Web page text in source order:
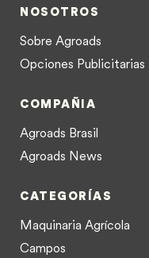
NOSOTROS
Sobre Agroads
Opciones Publicitarias
COMPAÑIA
Agroads Brasil
Agroads News
CATEGORÍAS
Maquinaria Agrícola
Campos